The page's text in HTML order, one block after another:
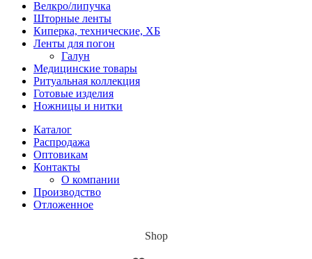
Велкро/липучка
Шторные ленты
Киперка, технические, ХБ
Ленты для погон
Галун
Медицинские товары
Ритуальная коллекция
Готовые изделия
Ножницы и нитки
Каталог
Распродажа
Оптовикам
Контакты
О компании
Производство
Отложенное
Shop